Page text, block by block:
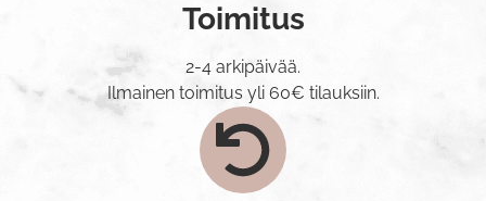
Toimitus
2-4 arkipäivää.
Ilmainen toimitus yli 60€ tilauksiin.